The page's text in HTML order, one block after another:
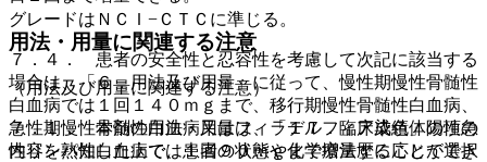
グレードはＮＣＩ−ＣＴＣに準じる。
７．４． 患者の安全性と忍容性を考慮して次記に該当する
場合は、「６．用法及び用量」に従って、慢性期慢性骨髄性
白血病では１回１４０ｍｇまで、移行期慢性骨髄性白血病、
急性期慢性骨髄性白血病又はフィラデルフィア染色体陽性急
性リンパ性白血病では１回９０ｍｇまで増量することができ
用法・用量に関連する注意
（用法及び用量に関連する注意）
７．１． 本剤の用法・用量は、「１７．臨床成績」の項の
内容を熟知した上で、患者の状態や化学療法歴に応じて選択